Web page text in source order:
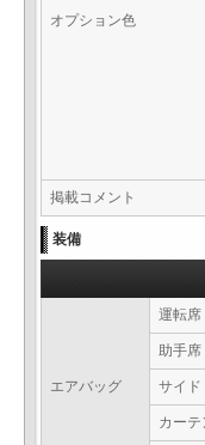
オプション色
掲載コメント
装備
エアバッグ
運転席
助手席
サイド
カーテ